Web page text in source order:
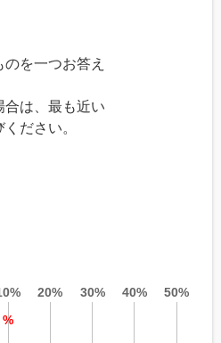
を一つお答え
合は、最も近い
ださい。
20% 30% 40% 50%